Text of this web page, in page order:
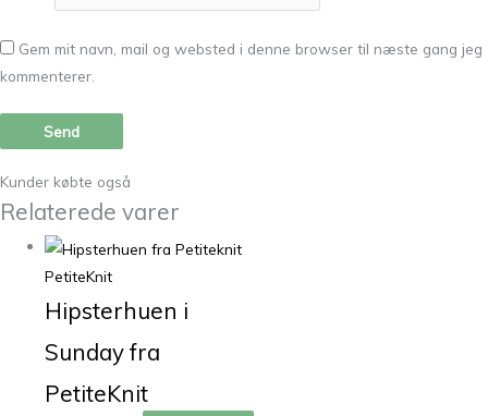
Gem mit navn, mail og websted i denne browser til næste gang jeg
kommenterer.
Kunder købte også
Relaterede varer
PetiteKnit
Hipsterhuen i
Sunday fra
PetiteKnit